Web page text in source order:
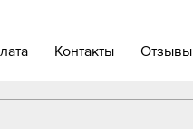
Контакты Отзывы